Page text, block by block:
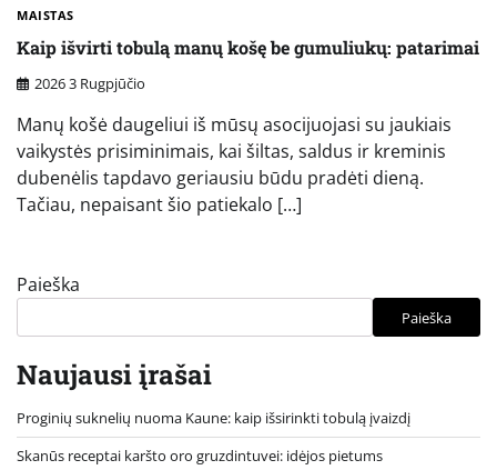
MAISTAS
Kaip išvirti tobulą manų košę be gumuliukų: patarimai
2026 3 Rugpjūčio
Manų košė daugeliui iš mūsų asocijuojasi su jaukiais
vaikystės prisiminimais, kai šiltas, saldus ir kreminis
dubenėlis tapdavo geriausiu būdu pradėti dieną.
Tačiau, nepaisant šio patiekalo […]
Paieška
Paieška
Naujausi įrašai
Proginių suknelių nuoma Kaune: kaip išsirinkti tobulą įvaizdį
Skanūs receptai karšto oro gruzdintuvei: idėjos pietums